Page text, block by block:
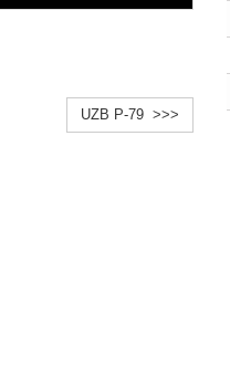
UZB P-79 >>>